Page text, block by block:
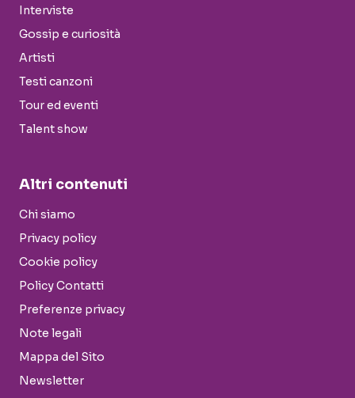
Interviste
Gossip e curiosità
Artisti
Testi canzoni
Tour ed eventi
Talent show
Altri contenuti
Chi siamo
Privacy policy
Cookie policy
Policy Contatti
Preferenze privacy
Note legali
Mappa del Sito
Newsletter